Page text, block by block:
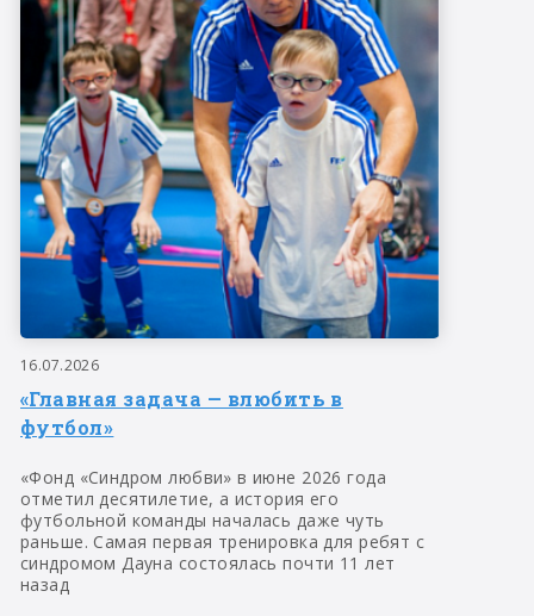
16.07.2026
«Главная задача — влюбить в
футбол»
«Фонд «Синдром любви» в июне 2026 года
отметил десятилетие, а история его
футбольной команды началась даже чуть
раньше. Самая первая тренировка для ребят с
синдромом Дауна состоялась почти 11 лет
назад